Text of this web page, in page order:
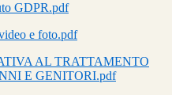
GDPR.pdf
e foto.pdf
AL TRATTAMENTO
E GENITORI.pdf